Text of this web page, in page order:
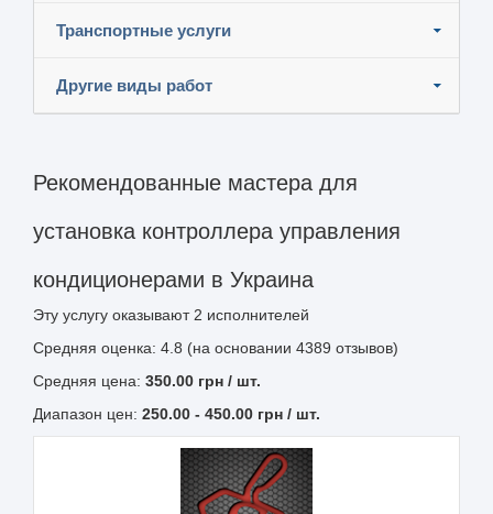
Транспортные услуги
Другие виды работ
Рекомендованные мастера для
установка контроллера управления
кондиционерами в Украина
Эту услугу оказывают 2 исполнителей
Средняя оценка: 4.8 (на основании 4389 отзывов)
Средняя цена: 350.00 грн / шт.
Диапазон цен: 250.00 - 450.00 грн / шт.